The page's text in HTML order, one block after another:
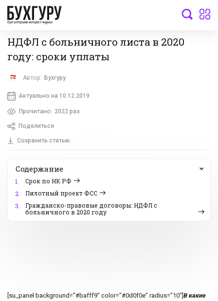
бухгалтерский интернет-журнал
НДФЛ с больничного листа в 2020
году: сроки уплаты
Автор: Бухгуру
Актуально на 10.12.2019
Прочитано: 2022 раз
Поделиться
Сохранить статью
Содержание
1.
Срок по НК РФ
2.
Пилотный проект ФСС
3.
Гражданско-правовые договоры: НДФЛ с
больничного в 2020 году
[su_panel background=”#bafff9″ color=”#0d0f0e” radius=”10″] В какие